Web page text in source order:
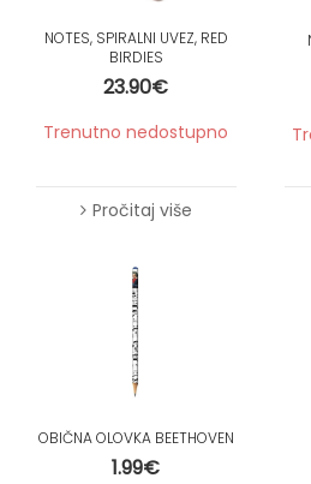
NOTES, SPIRALNI UVEZ, RED
BIRDIES
23.90€
Trenutno nedostupno
Pročitaj više
OBIČNA OLOVKA BEETHOVEN
1.99€